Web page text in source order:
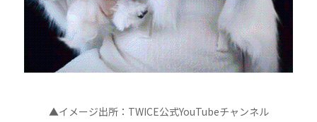
▲イメージ出所：TWICE公式YouTubeチャンネル